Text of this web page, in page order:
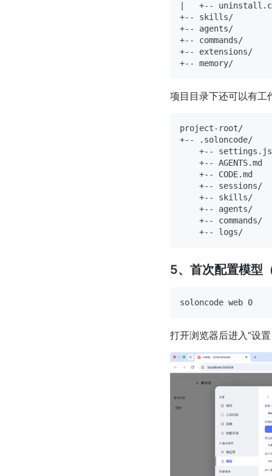
|   +--
+-- skills/
+-- agents/
+-- commands/
+-- extensions/
项目目录下还可以有工
project-root/
+-- .soloncode/
+--
    +-- AGENTS.md
    +-- CODE.md
    +-- sessions/
    +-- skills/
    +-- agents/
    +-- commands/
5、首次配置模型
打开浏览器后进入“设